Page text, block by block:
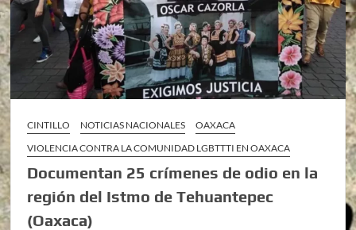
CINTILLO NOTICIAS NACIONALES
OAXACA
VIOLENCIA CONTRA LA COMUNIDAD LGBTTTI EN OAXACA
Documentan 25 crímenes de odio en la
región del Istmo de Tehuantepec
(Oaxaca)